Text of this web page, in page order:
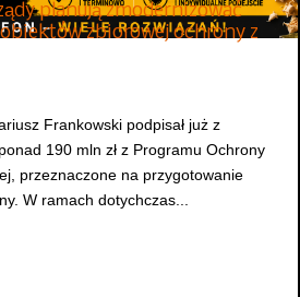
planują zmodernizować
zbiorowej ochrony z
Frankowski podpisał już z
190 mln zł z Programu Ochrony
przeznaczone na przygotowanie
W ramach dotychczas...